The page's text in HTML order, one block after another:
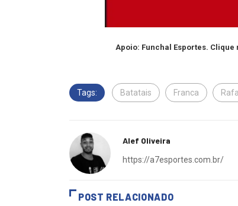
Apoio: Funchal Esportes.
Tags: Batatais Franca
Alef Oliveira
https://a7esportes.com.br/
POST RELACIONADO